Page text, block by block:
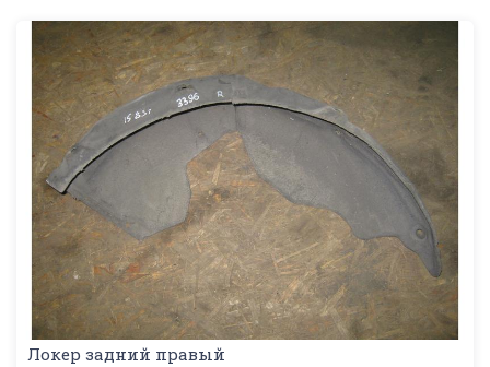
Локер задний правый